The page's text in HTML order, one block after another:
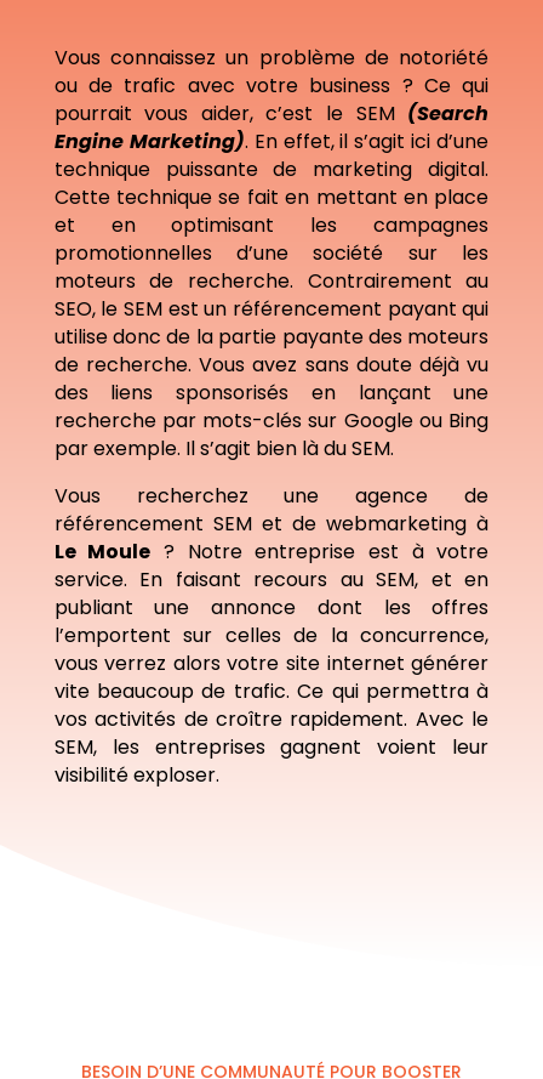
Vous connaissez un problème de notoriété
ou de trafic avec votre business ? Ce qui
pourrait vous aider, c’est le SEM (Search
Engine Marketing). En effet, il s’agit ici d’une
technique puissante de marketing digital.
Cette technique se fait en mettant en place
et en optimisant les campagnes
promotionnelles d’une société sur les
moteurs de recherche. Contrairement au
SEO, le SEM est un référencement payant qui
utilise donc de la partie payante des moteurs
de recherche. Vous avez sans doute déjà vu
des liens sponsorisés en lançant une
recherche par mots-clés sur Google ou Bing
par exemple. Il s’agit bien là du SEM.
Vous recherchez une agence de
référencement SEM et de webmarketing à
Le Moule ? Notre entreprise est à votre
service. En faisant recours au SEM, et en
publiant une annonce dont les offres
l’emportent sur celles de la concurrence,
vous verrez alors votre site internet générer
vite beaucoup de trafic. Ce qui permettra à
vos activités de croître rapidement. Avec le
SEM, les entreprises gagnent voient leur
visibilité exploser.
BESOIN D’UNE COMMUNAUTÉ POUR BOOSTER